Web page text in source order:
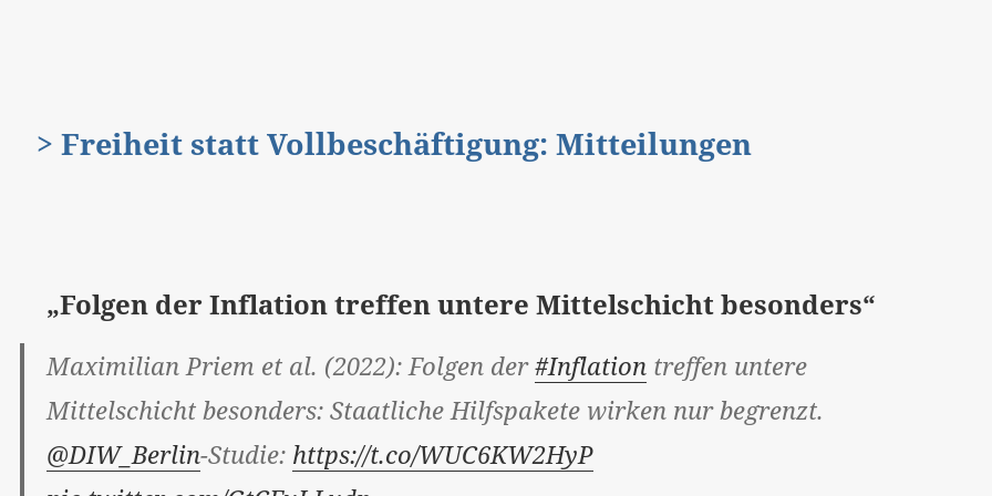
> Freiheit statt Vollbeschäftigung: Mitteilungen
„Folgen der Inflation treffen untere Mittelschicht besonders“
Maximilian Priem et al. (2022): Folgen der#Inflation treffen untere
Mittelschicht besonders: Staatliche Hilfspakete wirken nur begrenzt.
@DIW_Berlin-Studie: https://t.co/WUC6KW2HyP